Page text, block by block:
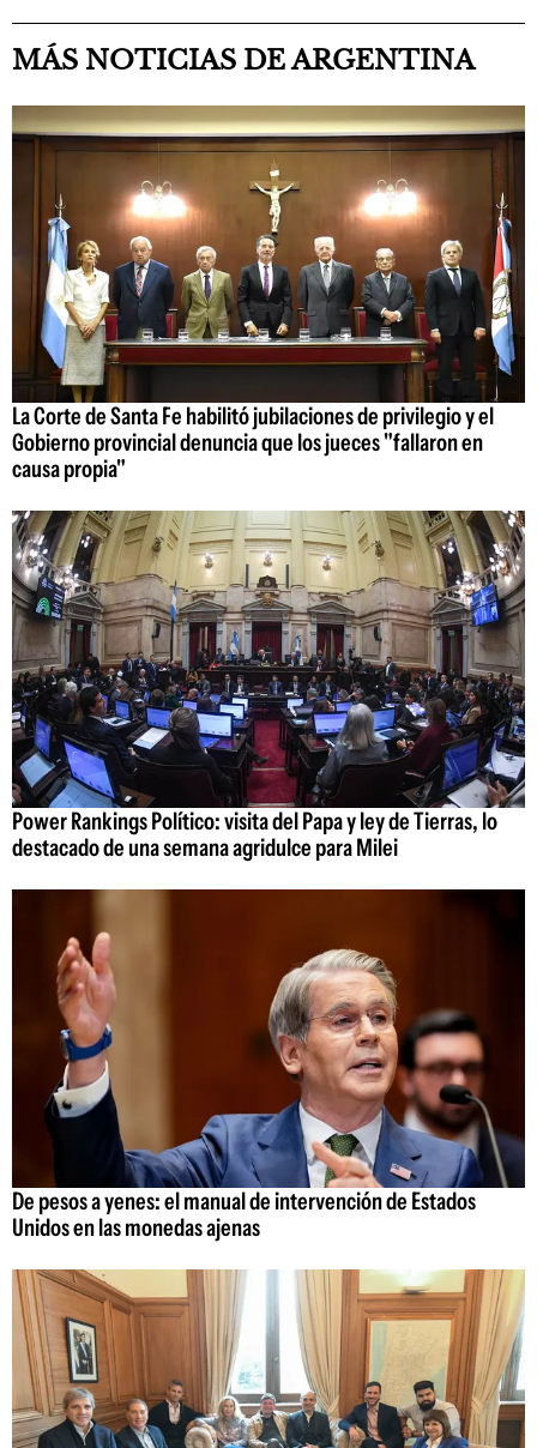
MÁS NOTICIAS DE ARGENTINA
La Corte de Santa Fe habilitó jubilaciones de privilegio y el
Gobierno provincial denuncia que los jueces "fallaron en
causa propia"
Power Rankings Político: visita del Papa y ley de Tierras, lo
destacado de una semana agridulce para Milei
De pesos a yenes: el manual de intervención de Estados
Unidos en las monedas ajenas